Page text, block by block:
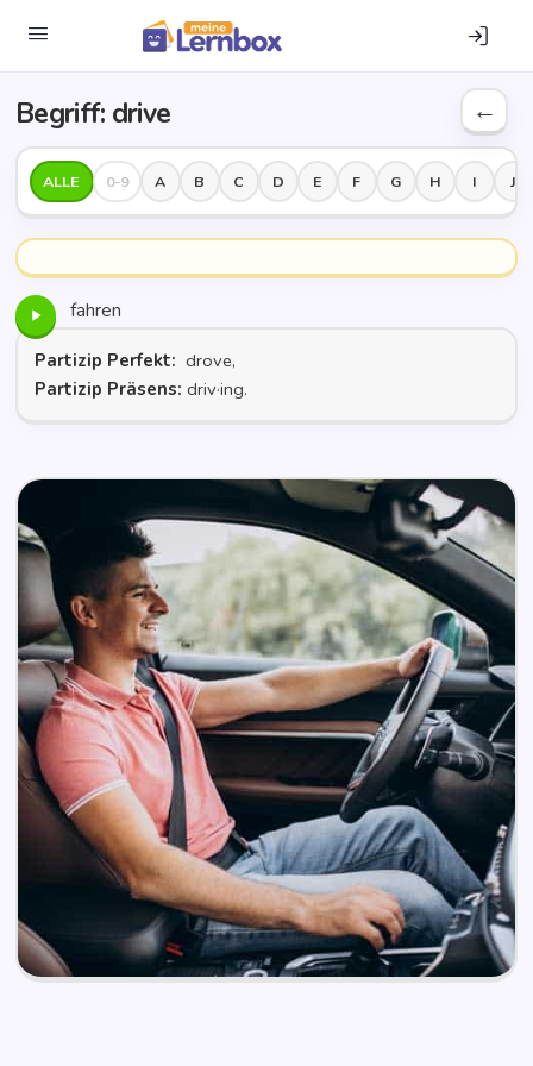
Begriff: dri­ve
ALLE 0-9 A B C D E F G H I J
fahren
Partizip Perfekt: drove,
Partizip Präsens: driv·ing.